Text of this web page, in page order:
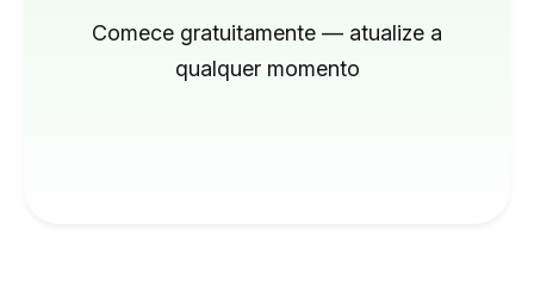
Comece gratuitamente — atualize a
qualquer momento